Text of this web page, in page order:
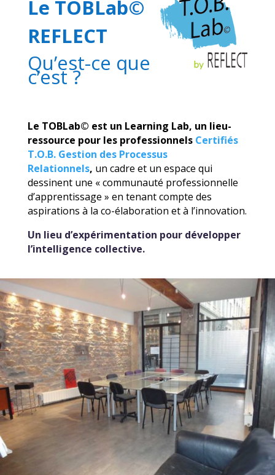
Le TOBLab©
REFLECT
Qu’est-ce que
c’est ?
Le TOBLab© est un Learning Lab, un lieu-
ressource pour les professionnels Certifiés
T.O.B. Gestion des Processus
Relationnels, un cadre et un espace qui
dessinent une « communauté professionnelle
d’apprentissage » en tenant compte des
aspirations à la co-élaboration et à l’innovation.
Un lieu d’expérimentation pour développer
l’intelligence collective.